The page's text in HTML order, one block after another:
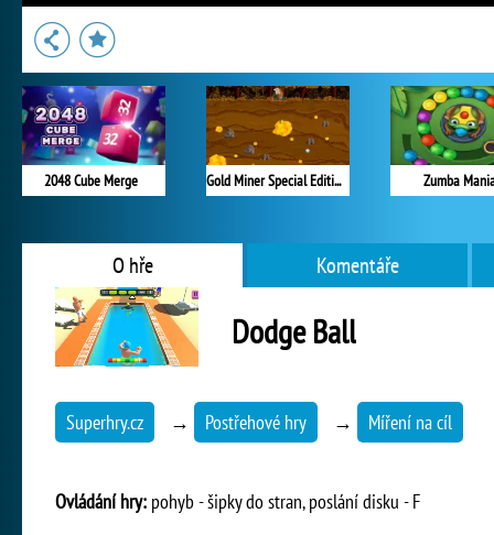
2048 Cube Merge Gold Miner Special Edition Zumba
O hře Komentáře
Dodge Ball
Superhry.cz → Postřehové hry → Míření na cíl
Ovládání hry: pohyb - šipky do stran, poslání disku - F